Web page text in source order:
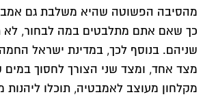
מהסיבה הפשוטה שהיא משלבת גם
כך שאם אתם מתלבטים במה לבחור, לא
שניהם. בנוסף לכך, במדינת ישראל
מצד אחד, ומצד שני הצורך לחסוך במים
מקלחון מעוצב לאמבטיה, תוכלו